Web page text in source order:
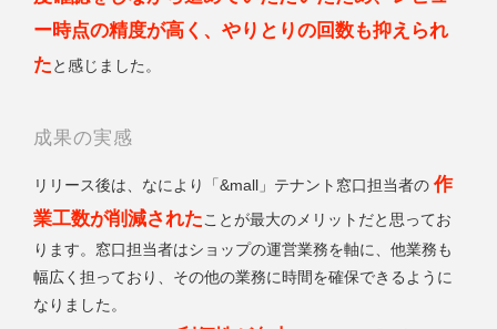
ー時点の精度が高く、やりとりの回数も抑えられ
たと感じました。
成果の実感
リリース後は、なにより「&mall」テナント窓口担当者の 作
業工数が削減されたことが最大のメリットだと思ってお
ります。窓口担当者はショップの運営業務を軸に、他業務も
幅広く担っており、その他の業務に時間を確保できるように
なりました。